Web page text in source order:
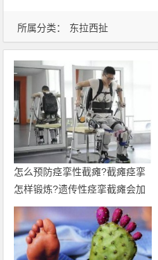
所属分类： 东拉西扯
怎么预防痉挛性截瘫?截瘫痉挛
怎样锻炼?遗传性痉挛截瘫会加
重吗?